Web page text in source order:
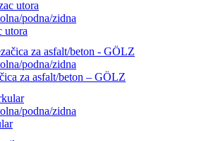
podna/zidna
utora
podna/zidna
za asfalt/beton – GÖLZ
podna/zidna